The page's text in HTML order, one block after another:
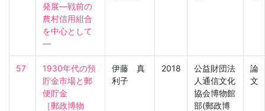
発展―戦前の
農村信用組合
を中心として
―
57
1930年代の預
貯金市場と郵
便貯金
［郵政博物
伊藤 真
利子
2018
公益財団法
人通信文化
協会博物館
部(郵政博
論
文